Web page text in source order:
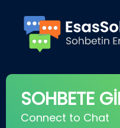
SOHBETE
Connect to Chat